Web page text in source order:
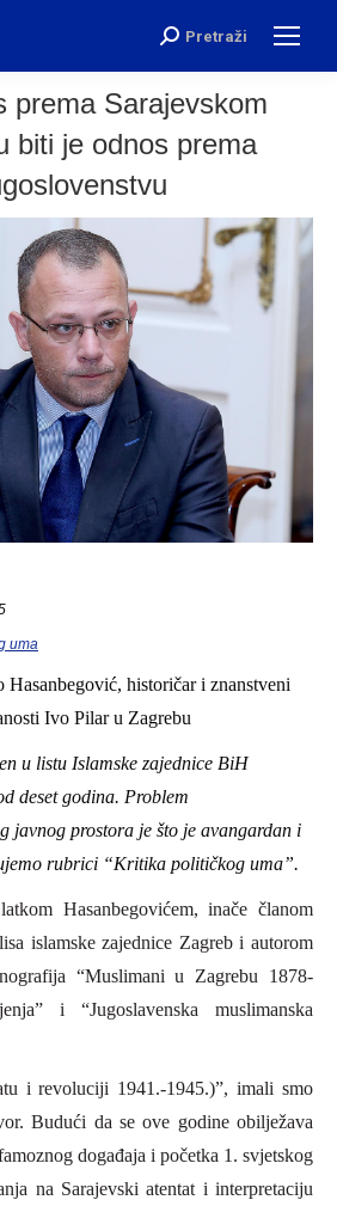
Search:
Pretraži
prema Sarajevskom
biti je odnos prema
uma
historičar i znanstveni
Ivo Pilar u Zagrebu
u listu Islamske zajednice BiH
deset godina. Problem
javnog prostora je što je avangardan i
rubrici “Kritika političkog uma”.
Hasanbegovićem, inače članom
islamske zajednice Zagreb i autorom
“Muslimani u Zagrebu 1878-
i “Jugoslavenska muslimanska
i revoluciji 1941.-1945.)”, imali smo
Budući da se ove godine obilježava
događaja i početka 1. svjetskog
na Sarajevski atentat i interpretaciju